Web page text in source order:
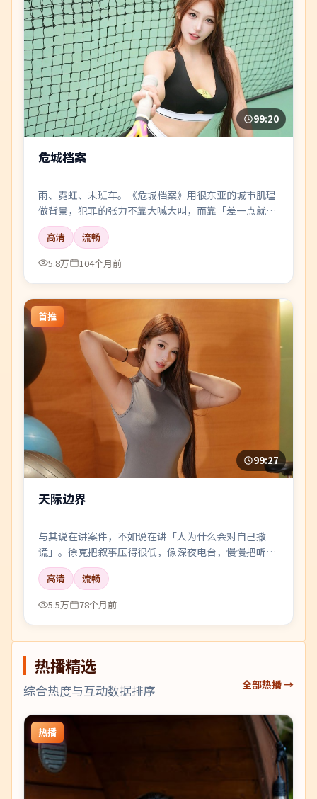
99:20
危城档案
雨、霓虹、末班车。《危城档案》用很东亚的城市肌理
做背景，犯罪的张力不靠大喊大叫，而靠「差一点就说
出口」的沉默。
高清
流畅
5.8万
104个月前
首推
99:27
天际边界
与其说在讲案件，不如说在讲「人为什么会对自己撒
谎」。徐克把叙事压得很低，像深夜电台，慢慢把听众
引进雾里。
高清
流畅
5.5万
78个月前
热播精选
综合热度与互动数据排序 全部热播 →
热播